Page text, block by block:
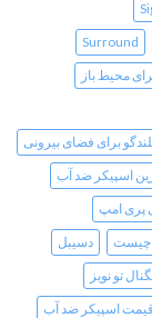
Surround
محیط باز
برای فضای بیرونی
اسپیکر ضد آب
پری امپ
چیست دسیبل
تو نویز
قیمت اسپیکر ضد آب